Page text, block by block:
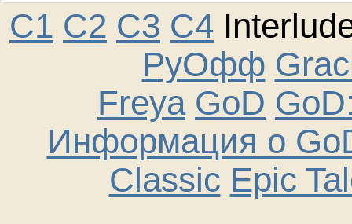
C1 C2 C3 C4
РуОфф
Freya GoD
Информация о
Classic Epic